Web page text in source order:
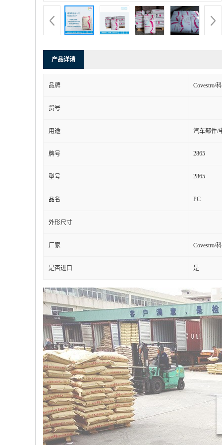
产品详请
品牌 Covestro/
货号
用途 汽车部件/
牌号 2865
型号 2865
品名 PC
外形尺寸
厂家 Covestro/
是否进口 是